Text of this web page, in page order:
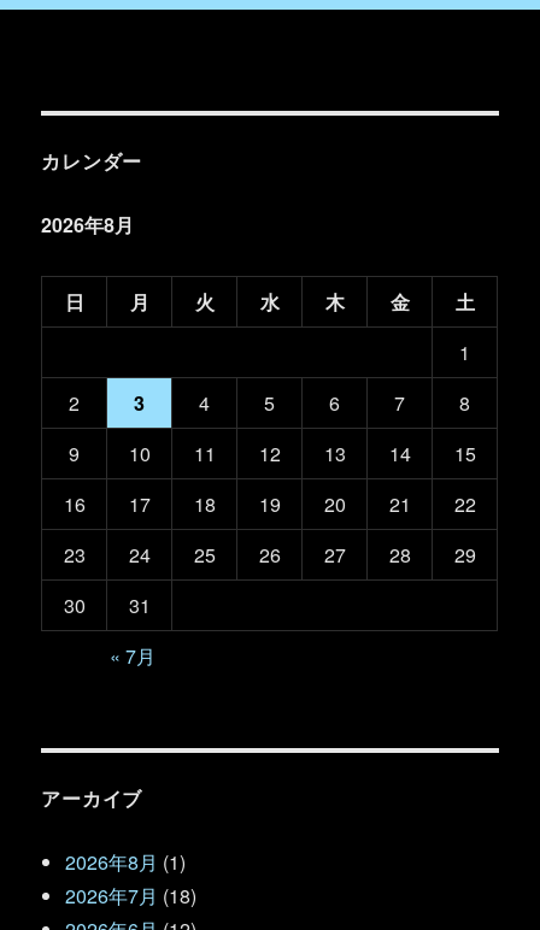
カレンダー
2026年8月
日 月 火 水 木 金
土
1
2
3 4 5 6 7
8
9
10 11 12 13 14
15
16
17 18 19 20 21
22
23
24 25 26 27 28
29
30
31
« 7月
アーカイブ
2026年8月 (1)
2026年7月 (18)